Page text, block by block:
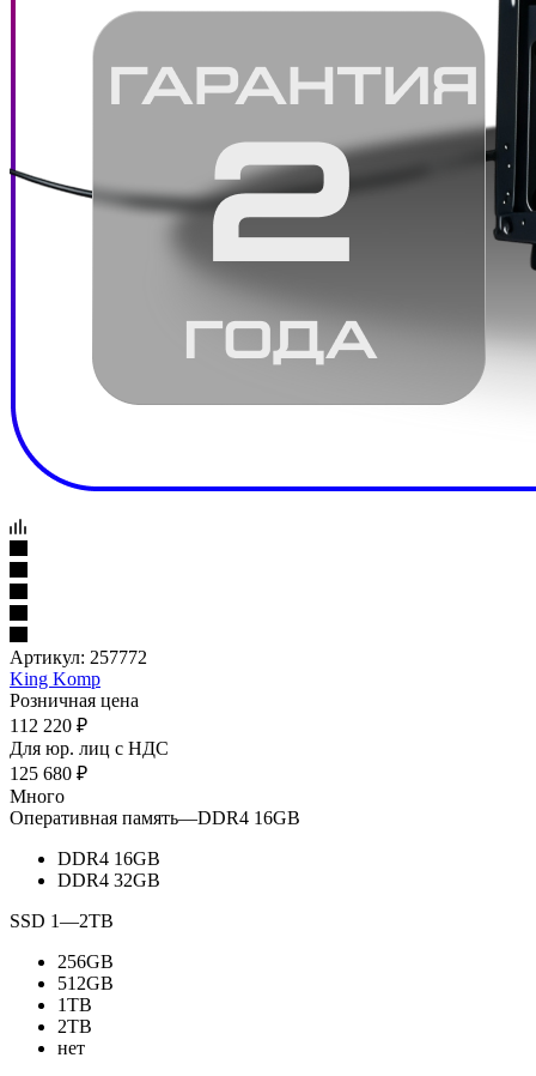
Артикул: 257772
King Komp
Розничная цена
112 220 ₽
Для юр. лиц c НДС
125 680 ₽
Много
Оперативная память—DDR4 16GB
DDR4 16GB
DDR4 32GB
SSD 1—2TB
256GB
512GB
1TB
2TB
нет